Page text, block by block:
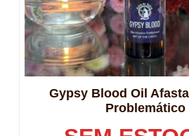
Gypsy Blood Oil
Problemático